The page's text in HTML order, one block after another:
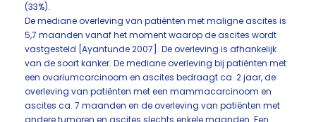
(33%).
De mediane overleving van patiënten met maligne ascites is
5,7 maanden vanaf het moment waarop de ascites wordt
vastgesteld [Ayantunde 2007]. De overleving is afhankelijk
van de soort kanker. De mediane overleving bij patiënten met
een ovariumcarcinoom en ascites bedraagt ca. 2 jaar, de
overleving van patiënten met een mammacarcinoom en
ascites ca. 7 maanden en de overleving van patiënten met
andere tumoren en ascites slechts enkele maanden. Een